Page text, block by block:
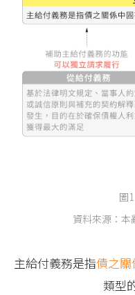
圖
資料來源：
主給付義務是指債之關
類型